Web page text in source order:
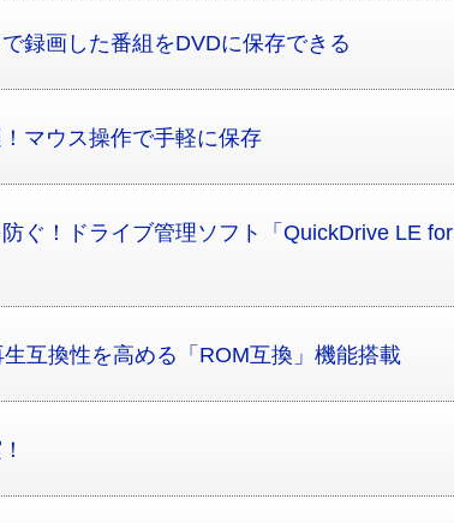
録画した番組をDVDに保存できる
マウス操作で手軽に保存
ぐ！ドライブ管理ソフト「QuickDrive LE for
互換性を高める「ROM互換」機能搭載